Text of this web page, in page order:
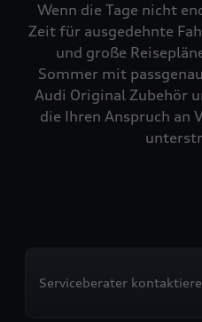
Wenn die Tage nicht
Zeit für ausgedehnte
und große
Sommer mit
Audi Original Zubehör
die Ihren Anspruch an
Serviceberater